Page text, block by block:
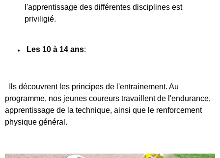
l'apprentissage des différentes disciplines est
priviligié.
Les 10 à 14 ans:
Ils découvrent les principes de l'entrainement. Au
programme, nos jeunes coureurs travaillent de l'endurance,
apprentissage de la technique, ainsi que le renforcement
physique général.